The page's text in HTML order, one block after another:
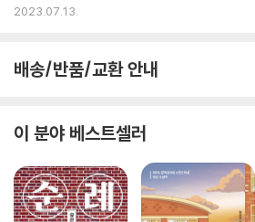
2023.07.13.
배송/반품/교환 안내
이 분야 베스트셀러